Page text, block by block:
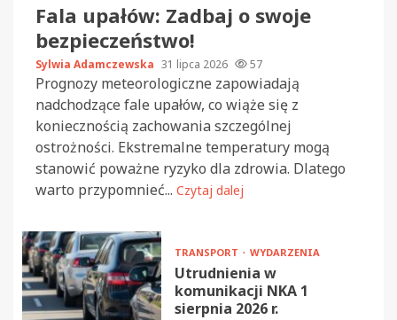
Fala upałów: Zadbaj o swoje
bezpieczeństwo!
Sylwia Adamczewska 31 lipca 2026 57
Prognozy meteorologiczne zapowiadają
nadchodzące fale upałów, co wiąże się z
koniecznością zachowania szczególnej
ostrożności. Ekstremalne temperatury mogą
stanowić poważne ryzyko dla zdrowia. Dlatego
warto przypomnieć... Czytaj dalej
TRANSPORT WYDARZENIA
Utrudnienia w
komunikacji NKA 1
sierpnia 2026 r.